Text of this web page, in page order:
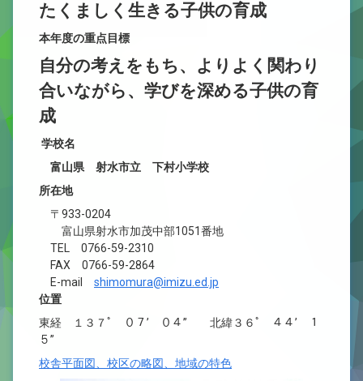
たくましく生きる子供の育成
本年度の重点目標
自分の考えをもち、よりよく関わり
合いながら、学びを深める子供の育
成
学校名
富山県 射水市立 下村小学校
所在地
〒933-0204
富山県射水市加茂中部1051番地
TEL 0766-59-2310
FAX 0766-59-2864
E-mail shimomura@imizu.ed.jp
位置
東経 １３７ﾟ ０７’ ０４” 北緯３６ﾟ ４４’ １
５”
校舎平面図、校区の略図、地域の特色